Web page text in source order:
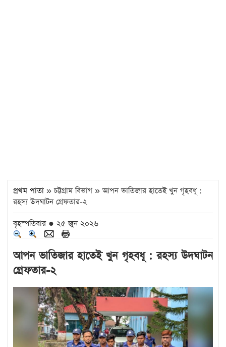
প্রথম পাতা » চট্টগ্রাম বিভাগ » আপন ভাতিজার হাতেই খুন গৃহবধূ :
রহস্য উদঘাটন গ্রেফতার-২
বৃহস্পতিবার ● ২৫ জুন ২০২৬
আপন ভাতিজার হাতেই খুন গৃহবধূ : রহস্য উদঘাটন
গ্রেফতার-২